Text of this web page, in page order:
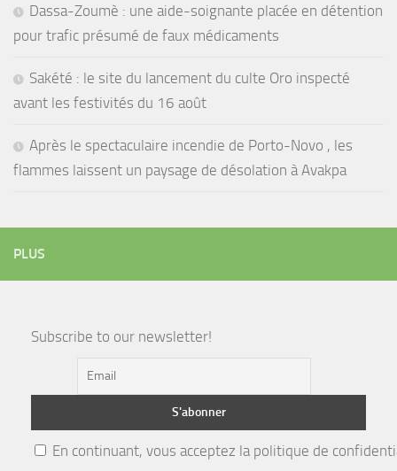
Dassa-Zoumè : une aide-soignante placée en détention
pour trafic présumé de faux médicaments
Sakété : le site du lancement du culte Oro inspecté
avant les festivités du 16 août
Après le spectaculaire incendie de Porto-Novo , les
flammes laissent un paysage de désolation à Avakpa
PLUS
Subscribe to our newsletter!
En continuant, vous acceptez la politique de